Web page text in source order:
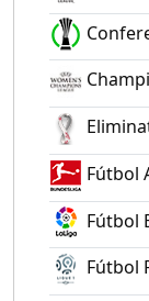
Fútbol
Fútbol
Fútbol